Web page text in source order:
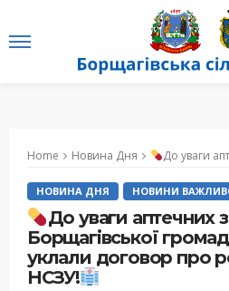
Home Новина Дня До уваги аптечних закладів
НОВИНА ДНЯ НОВИНИ
До уваги аптечних
Борщагівської
уклали договор про
НСЗУ!